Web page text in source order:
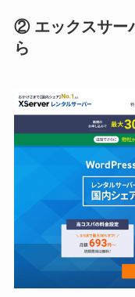
② エックスサー
ら